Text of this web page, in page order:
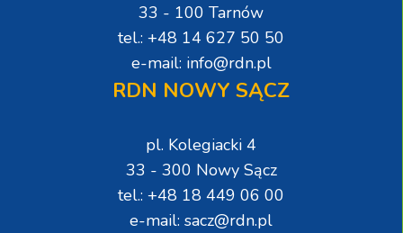
33 - 100 Tarnów
tel.: +48 14 627 50 50
e-mail: info@rdn.pl
RDN NOWY SĄCZ
pl. Kolegiacki 4
33 - 300 Nowy Sącz
tel.: +48 18 449 06 00
e-mail: sacz@rdn.pl